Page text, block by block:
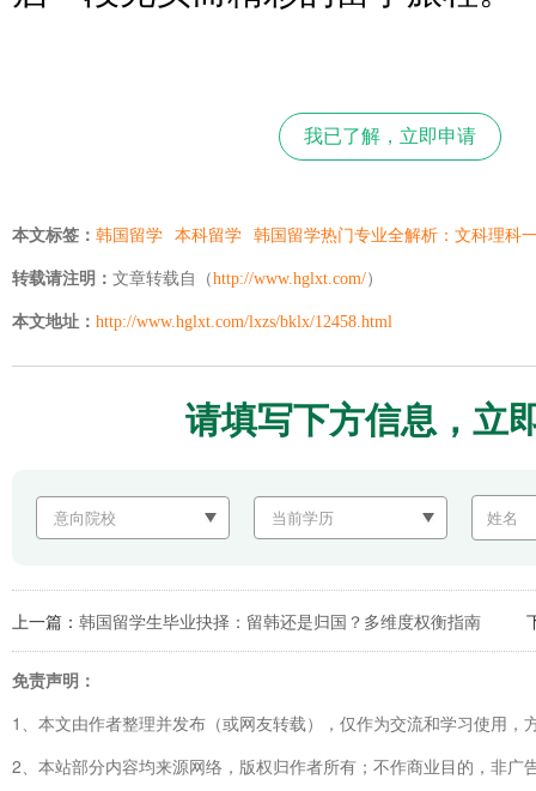
我已了解，立即申请
本文标签： 韩国留学 本科留学 韩国留学热门专业全解析：文科理科
转载请注明： 文章转载自（http://www.hglxt.com/）
本文地址： http://www.hglxt.com/lxzs/bklx/12458.html
请填写下方信息，立
上一篇： 韩国留学生毕业抉择：留韩还是归国？多维度权衡指南
免责声明：
1、本文由作者整理并发布（或网友转载），仅作为交流和学习使用
2、本站部分内容均来源网络，版权归作者所有；不作商业目的，非广